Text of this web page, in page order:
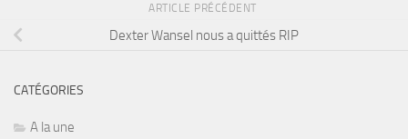
ARTICLE PRÉCÉDENT
Dexter Wansel nous a quittés RIP
CATÉGORIES
A la une